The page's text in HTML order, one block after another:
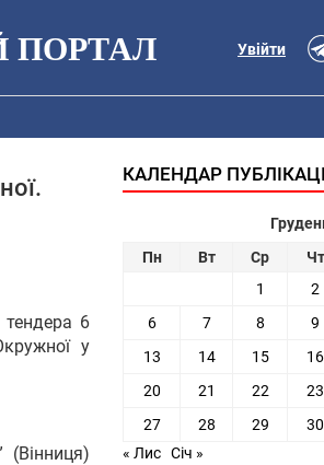
ПОРТАЛ Увійти
тендера 6
у
(Вінниця)
КАЛЕНДАР
Пн
Вт Ср Чт
1
2
6
7 8 9
13
14 15 16
20
21 22 23
27
28 29 30
« Лис Січ »